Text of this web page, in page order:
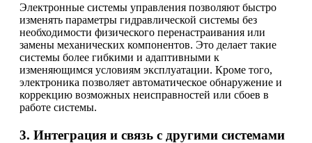
Электронные системы управления позволяют быстро
изменять параметры гидравлической системы без
необходимости физического перенастраивания или
замены механических компонентов. Это делает такие
системы более гибкими и адаптивными к
изменяющимся условиям эксплуатации. Кроме того,
электроника позволяет автоматическое обнаружение и
коррекцию возможных неисправностей или сбоев в
работе системы.
3. Интеграция и связь с другими системами